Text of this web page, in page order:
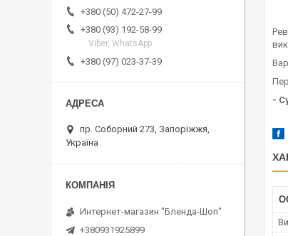
-
+380 (50) 472-27-99
+380 (93) 192-58-99
Viber, WhatsApp
+380 (97) 023-37-39
пр. Соборний 273, Запоріжжя,
Україна
Интернет-магазин "Бленда-Шоп"
+380931925899